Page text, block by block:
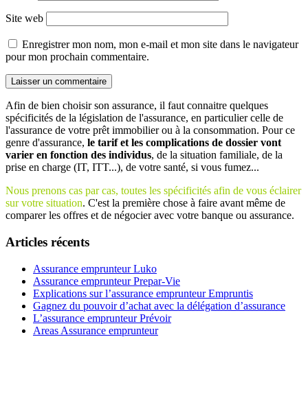
Site web
Enregistrer mon nom, mon e-mail et mon site dans le navigateur
pour mon prochain commentaire.
Afin de bien choisir son assurance, il faut connaitre quelques
spécificités de la législation de l'assurance, en particulier celle de
l'assurance de votre prêt immobilier ou à la consommation. Pour ce
genre d'assurance, le tarif et les complications de dossier vont
varier en fonction des individus, de la situation familiale, de la
prise en charge (IT, ITT...), de votre santé, si vous fumez...
Nous prenons cas par cas, toutes les spécificités afin de vous éclairer
sur votre situation. C'est la première chose à faire avant même de
comparer les offres et de négocier avec votre banque ou assurance.
Articles récents
Assurance emprunteur Luko
Assurance emprunteur Prepar-Vie
Explications sur l’assurance emprunteur Empruntis
Gagnez du pouvoir d’achat avec la délégation d’assurance
L’assurance emprunteur Prévoir
Areas Assurance emprunteur